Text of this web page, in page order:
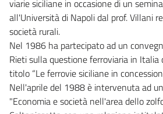
viarie siciliane in occasione di un
all'Università di Napoli dal prof. Villani
società rurali.
Nel 1986 ha partecipato ad un
Rieti sulla questione ferroviaria in Italia
titolo “Le ferrovie siciliane in
Nell'aprile del 1988 è intervenuta ad
"Economia e società nell'area dello